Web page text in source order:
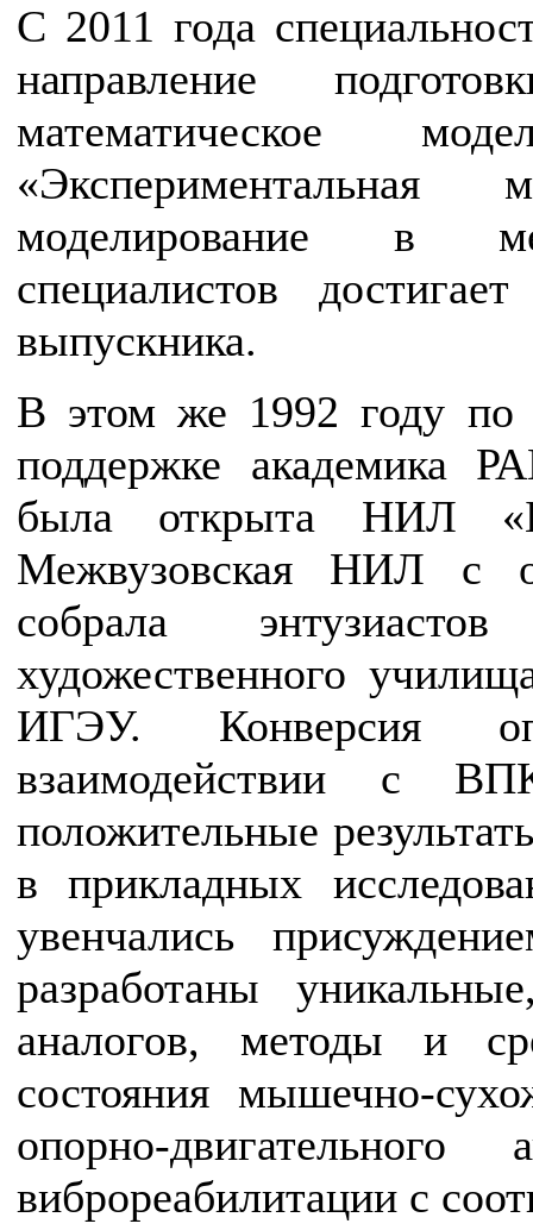
С 2011 года
направление
математическое
моделирование в
специалистов
выпускника.
В этом же 1992 году по
поддержке академика
была открыта НИЛ
Межвузовская НИЛ с
собрала
художественного
ИГЭУ. Конверсия
взаимодействии с
положительные
в прикладных
увенчались
разработаны
аналогов, методы и
состояния мышечно-
опорно-
виброреабилитации с